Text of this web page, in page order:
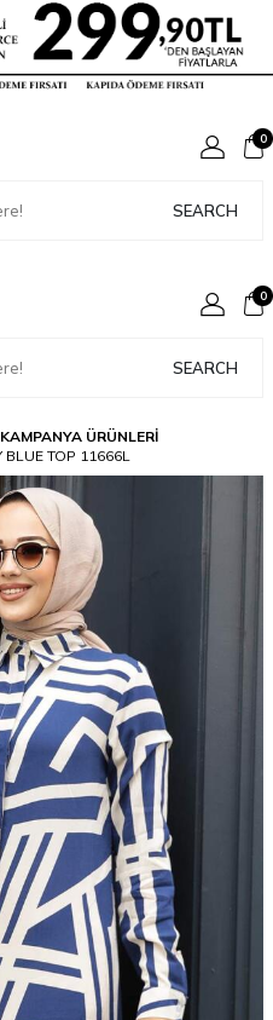
SEARCH
0
SEARCH
0
ÜRÜNLERİ
BLUE TOP 11666L